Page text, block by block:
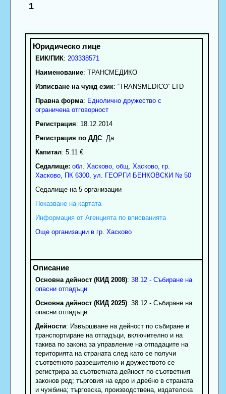
1
ЕИК/ПИК: 203338571
Наименование: ТРАНСМЕДИКО
Изписване на чужд език: “TRANSMEDICO” LTD
Правна форма: Еднолично дружество с
ограничена отговорност
Регистрация: 18.12.2014
Регистрация по ДДС: Да
Капитал: 5.11 €
Седалище: обл. Хасково, общ. Хасково, гр.
Хасково, ПК 6300, ул. ГЕОРГИ БЕНКОВСКИ № 50
Седалище на 5 организации
Показване на картата
Информация от Агенцията по вписванията
Още организации в гр. Хасково
Основна дейност (КИД 2008): 38.12 - Събиране на
опасни отпадъци
Основна дейност (КИД 2025): 38.12 - Събиране на
опасни отпадъци
Дейности: Извършване на дейност по събиране и
транспортиране на отпадъци, включително и на
такива по закона за управление на отпадаците на
територията на страната след като се получи
съответното разрешително и дружеството се
регистрира за съответната дейност по съответния
законов ред; търговия на едро и дребно в страната
и чужбина; търговска, производствена, издателска